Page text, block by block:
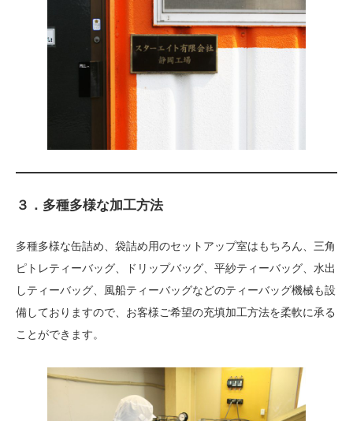
３．多種多様な加工方法
多種多様な缶詰め、袋詰め用のセットアップ室はもちろん、三角
ピトレティーバッグ、ドリップバッグ、平紗ティーバッグ、水出
しティーバッグ、風船ティーバッグなどのティーバッグ機械も設
備しておりますので、お客様ご希望の充填加工方法を柔軟に承る
ことができます。